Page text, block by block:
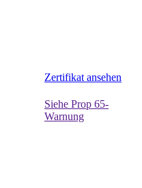
Zertifikat ansehen
Siehe Prop 65-
Warnung